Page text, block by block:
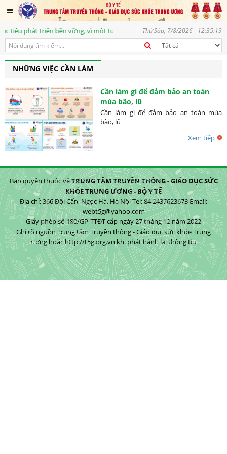
tiêu phát triển bền vững, vì một tương lai tươi sángThứ Sáu, 7/8/2026 - 12:35:19
NHỮNG VIỆC CẦN LÀM
Cần làm gì để đảm bảo an toàn
mùa bão, lũ
Cần làm gì để đảm bảo an toàn mùa
bão, lũ
Xem tiếp
Bản quyền thuộc vềTRUNG TÂM TRUYỀN THÔNG - GIÁO DỤC SỨC
KHỎE TRUNG ƯƠNG - BỘ Y TẾ
Địa chỉ: 366 Đội Cấn, Ngọc Hà, Hà Nội Tel: 84 2437623673 Email:
webt5g@yahoo.com
Giấy phép số 180/GP-TTĐT cấp ngày 27 tháng 12 năm 2022
Ghi rõ nguồn Trung tâm Truyền thông - Giáo dục sức khỏe Trung
ương hoặc http://t5g.org.vn khi phát hành lại thông tin